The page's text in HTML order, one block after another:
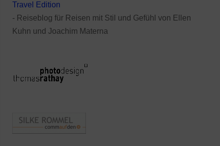
Travel Edition
- Reiseblog für Reisen mit Stil und Gefühl von Ellen
Kuhn und Joachim Materna